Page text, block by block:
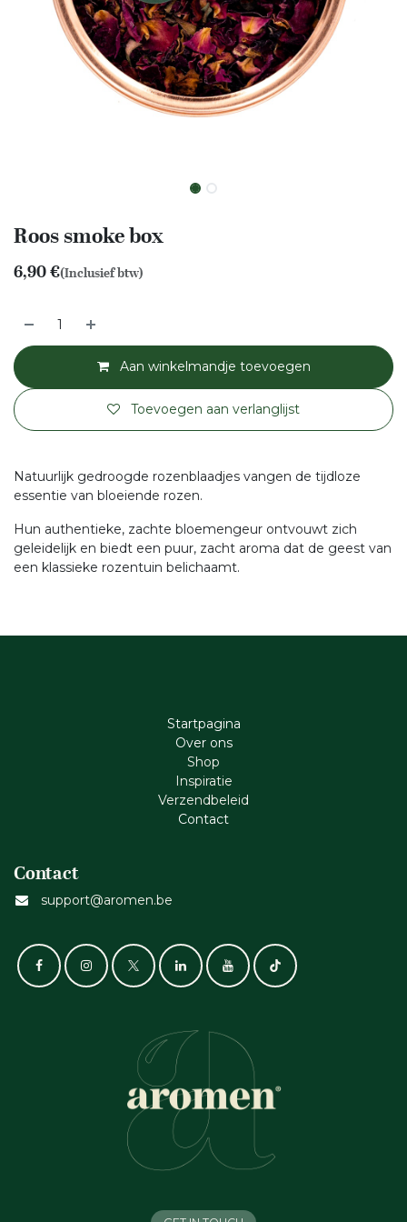
Roos smoke box
6,90€(Inclusief btw)
Aan winkelmandje toevoegen
Toevoegen aan verlanglijst
Natuurlijk gedroogde rozenblaadjes vangen de tijdloze
essentie van bloeiende rozen.
Hun authentieke, zachte bloemengeur ontvouwt zich
geleidelijk en biedt een puur, zacht aroma dat de geest van
een klassieke rozentuin belichaamt.
Startpagina
Ove​r​ ons
Shop
Inspiratie
Verzendbeleid
Cont​act
Contact
support@aromen.be